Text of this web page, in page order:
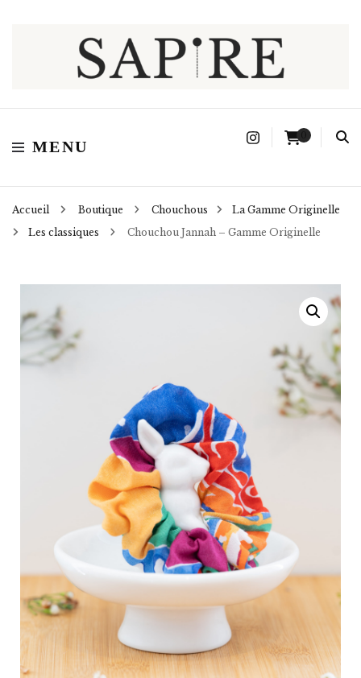
Sapire
MENU
Accueil Boutique Chouchous
La Gamme Originelle
Les classiques
Chouchou Jannah – Gamme Originelle